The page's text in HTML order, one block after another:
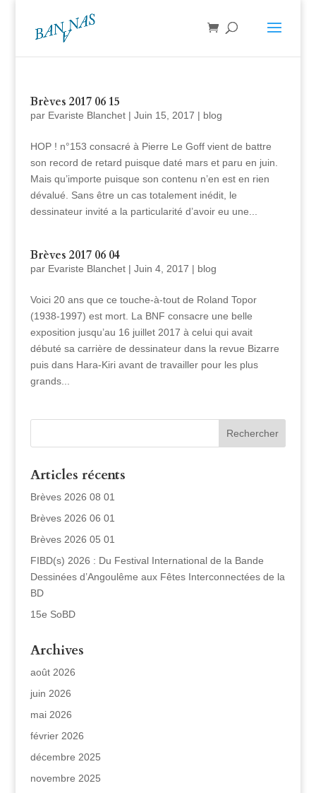
Brèves 2017 06 15
par Evariste Blanchet| Juin 15, 2017 | blog
HOP ! n°153 consacré à Pierre Le Goff vient de battre
son record de retard puisque daté mars et paru en juin.
Mais qu’importe puisque son contenu n’en est en rien
dévalué. Sans être un cas totalement inédit, le
dessinateur invité a la particularité d’avoir eu une...
Brèves 2017 06 04
par Evariste Blanchet| Juin 4, 2017 | blog
Voici 20 ans que ce touche-à-tout de Roland Topor
(1938-1997) est mort. La BNF consacre une belle
exposition jusqu’au 16 juillet 2017 à celui qui avait
débuté sa carrière de dessinateur dans la revue Bizarre
puis dans Hara-Kiri avant de travailler pour les plus
grands...
Articles récents
Brèves 2026 08 01
Brèves 2026 06 01
Brèves 2026 05 01
FIBD(s) 2026 : Du Festival International de la Bande
Dessinées d’Angoulême aux Fêtes Interconnectées de la
BD
15e SoBD
Archives
août 2026
juin 2026
mai 2026
février 2026
décembre 2025
novembre 2025